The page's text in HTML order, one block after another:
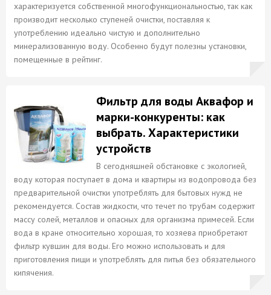
характеризуется собственной многофункциональностью, так как
производит несколько ступеней очистки, поставляя к
употреблению идеально чистую и дополнительно
минерализованную воду. Особенно будут полезны установки,
помещенные в рейтинг.
Фильтр для воды Аквафор и
марки-конкуренты: как
выбрать. Характеристики
устройств
В сегодняшней обстановке с экологией,
воду которая поступает в дома и квартиры из водопровода без
предварительной очистки употреблять для бытовых нужд не
рекомендуется. Состав жидкости, что течет по трубам содержит
массу солей, металлов и опасных для организма примесей. Если
вода в кране относительно хорошая, то хозяева приобретают
фильтр кувшин для воды. Его можно использовать и для
приготовления пищи и употреблять для питья без обязательного
кипячения.